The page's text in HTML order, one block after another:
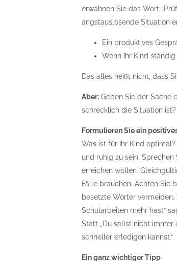
erwähnen Sie das Wort
angstauslösende Situation
Ein produktives
Wenn Ihr Kind
Das alles heißt nicht, dass
Aber: Geben Sie der Sache
schrecklich die Situation
Formulieren Sie ein
Was ist für Ihr Kind
und ruhig zu sein.
erreichen wollen.
Fälle brauchen. Achten Sie
besetzte Wörter
Schularbeiten mehr hast“
Statt „Du sollst nicht immer
schneller erledigen kannst.“
Ein ganz wichtiger Tipp